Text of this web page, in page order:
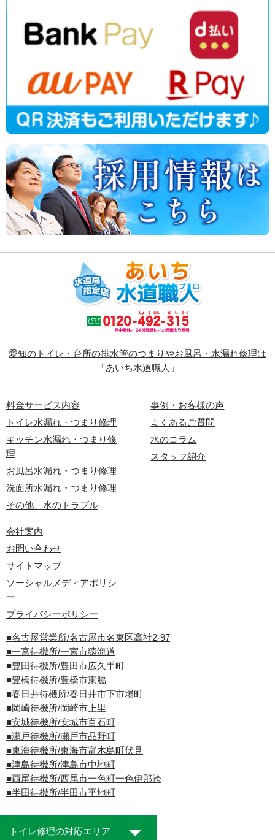
愛知のトイレ・台所の排水管のつまりやお風呂・水漏れ修理は
「あいち水道職人」
料金サービス内容
トイレ水漏れ・つまり修理
キッチン水漏れ・つまり修
理
お風呂水漏れ・つまり修理
洗面所水漏れ・つまり修理
その他、水のトラブル
事例・お客様の声
よくあるご質問
水のコラム
スタッフ紹介
会社案内
お問い合わせ
サイトマップ
ソーシャルメディアポリシ
ー
プライバシーポリシー
■名古屋営業所/名古屋市名東区高社2-97
■一宮待機所/一宮市猿海道
■豊田待機所/豊田市広久手町
■豊橋待機所/豊橋市東脇
■春日井待機所/春日井市下市場町
■岡崎待機所/岡崎市上里
■安城待機所/安城市百石町
■瀬戸待機所/瀬戸市品野町
■東海待機所/東海市富木島町伏見
■津島待機所/津島市中地町
■西尾待機所/西尾市一色町一色伊那跨
■半田待機所/半田市平地町
トイレ修理の対応エリア